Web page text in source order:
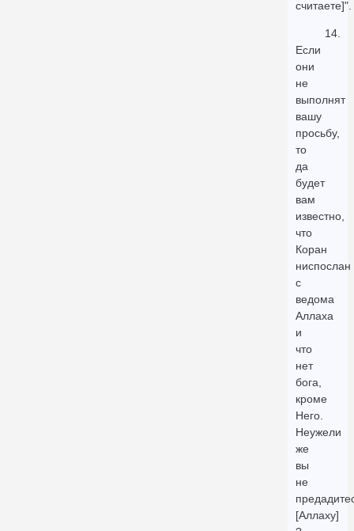
считаете]".
14.
Если
они
не
выполнят
вашу
просьбу,
то
да
будет
вам
известно,
что
Коран
ниспослан
с
ведома
Аллаха
и
что
нет
бога,
кроме
Него.
Неужели
же
вы
не
[Аллаху]